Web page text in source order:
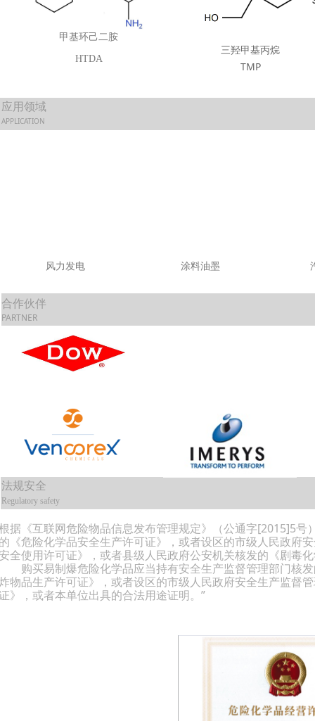
合作伙伴
PARTNER
应用领域
APPLICATION
风力发电 涂料油墨
三羟甲基丙烷
TMP
法规安全
Regulatory safety
据《互联网危险物品信息发布管理规定》（公通字[2015]5
《危险化学品安全生产许可证》，或者设区的市级人民政府
全使用许可证》，或者县级人民政府公安机关核发的《剧毒
买易制爆危险化学品应当持有安全生产监督管理部门核发
物品生产许可证》，或者设区的市级人民政府安全生产监督
》，或者本单位出具的合法用途证明。”
甲基环己二胺
HTDA